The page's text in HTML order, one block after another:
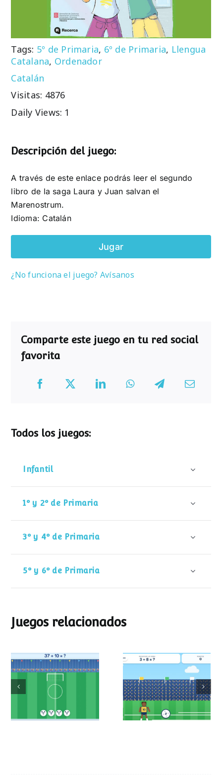
Tags: 5º de Primaria, 6º de Primaria, Llengua
Catalana, Ordenador
Catalán
Visitas: 4876
Daily Views: 1
Descripción del juego:
A través de este enlace podrás leer el segundo
libro de la saga Laura y Juan salvan el
Marenostrum.
Idioma: Catalán
Jugar
¿No funciona el juego? Avísanos
Comparte este juego en tu red social
favorita
Todos los juegos:
Infantil
1º y 2º de Primaria
3º y 4º de Primaria
5º y 6º de Primaria
Juegos relacionados
Mundial de
operaciones
Partido de sumas